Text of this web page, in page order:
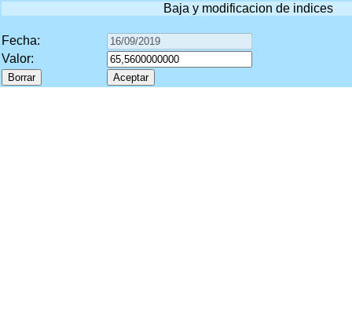
Baja y modificacion de indices
Fecha:
Valor: